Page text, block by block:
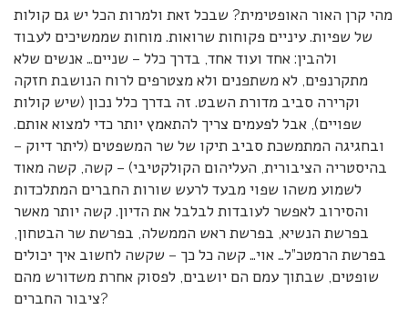
מהי קרן האור האופטימית? שבכל זאת ולמרות הכל יש גם קולות
של שפיות. עיניים פקוחות שרואות. מוחות שממשיכים לעבוד
ולהבין: אחד ועוד אחד, בדרך כלל – שניים… אנשים שלא
מתקרנפים, לא משתפנים ולא מצטרפים לרוח הנושבת חזקה
וקרירה סביב מדורת השבט. זה בדרך כלל נכון (שיש קולות
שפויים), אבל לפעמים צריך להתאמץ יותר כדי למצוא אותם.
ובחגיגה המתמשכת סביב תיקו של שר המשפטים (ליתר דיוק –
בהיסטריה הציבורית, העליהום הקולקטיבי) – קשה, קשה מאוד
לשמוע משהו שפוי מבעד לרעש שורות החברים המתלכדות
והסירוב לאפשר לעובדות לבלבל את הדיון. קשה יותר מאשר
בפרשת הנשיא, בפרשת ראש הממשלה, בפרשת שר הבטחון,
בפרשת הרמטכ”ל… אוי… קשה כל כך – שקשה לחשוב איך יכולים
שופטים, שבתוך עמם הם יושבים, לפסוק אחרת משדורש מהם
ציבור החברים?